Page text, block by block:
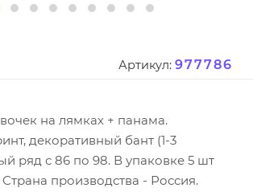
Артикул: 977786
на лямках + панама.
декоративный бант (1-3
ряд с 86 по 98. В упаковке 5 шт
производства - Россия.